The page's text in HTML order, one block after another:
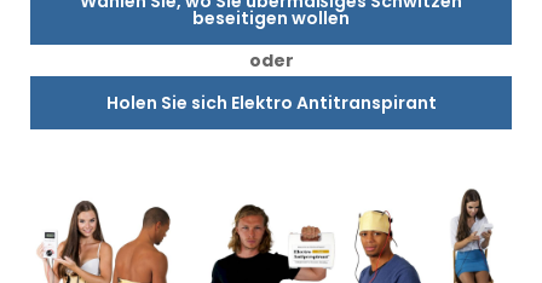
beseitigen wollen
oder
Holen Sie sich Elektro Antitranspirant